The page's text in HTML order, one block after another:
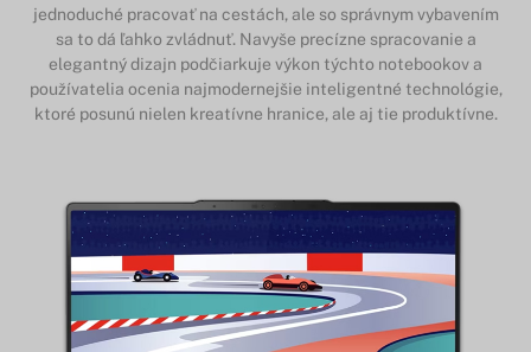
jednoduché pracovať na cestách, ale so správnym vybavením
sa to dá ľahko zvládnuť. Navyše precízne spracovanie a
elegantný dizajn podčiarkuje výkon týchto notebookov a
používatelia ocenia najmodernejšie inteligentné technológie,
ktoré posunú nielen kreatívne hranice, ale aj tie produktívne.